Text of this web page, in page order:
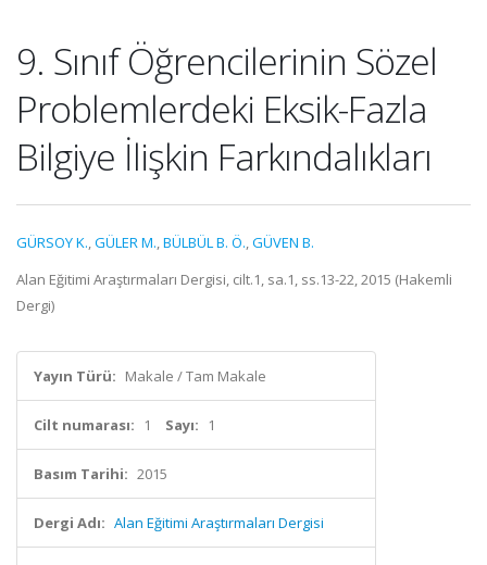
9. Sınıf Öğrencilerinin Sözel
Problemlerdeki Eksik-Fazla
Bilgiye İlişkin Farkındalıkları
GÜRSOY K.,GÜLER M.,BÜLBÜL B. Ö.,GÜVEN B.
Alan Eğitimi Araştırmaları Dergisi, cilt.1, sa.1, ss.13-22, 2015 (Hakemli
Dergi)
Yayın Türü: Makale / Tam Makale
Cilt numarası: 1 Sayı: 1
Basım Tarihi: 2015
Dergi Adı: Alan Eğitimi Araştırmaları Dergisi